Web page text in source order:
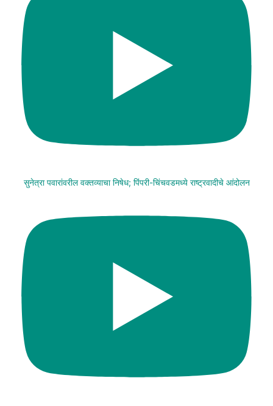
सुनेत्रा पवारांवरील वक्तव्याचा निषेध; पिंपरी-चिंचवडमध्ये राष्ट्रवादीचे आंदोलन